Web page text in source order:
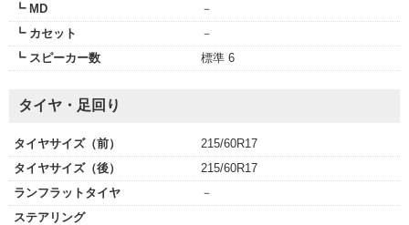
┗ MD
－
┗ カセット
－
┗ スピーカー数
標準 6
タイヤ・足回り
タイヤサイズ（前）
215/60R17
タイヤサイズ（後）
215/60R17
ランフラットタイヤ
－
ステアリング